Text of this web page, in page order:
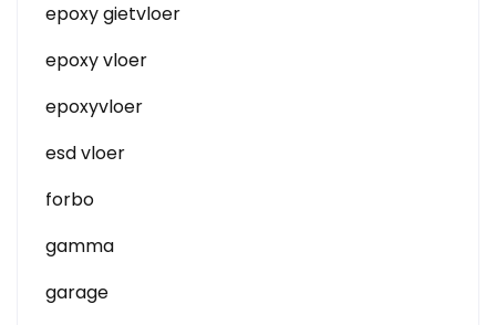
epoxy gietvloer
epoxy vloer
epoxyvloer
esd vloer
forbo
gamma
garage